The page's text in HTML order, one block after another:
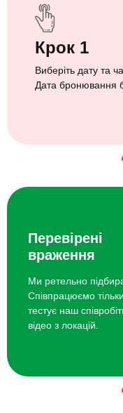
Крок 1
Виберіть дату та
Дата бронювання
Перевірені
враження
Ми ретельно
Співпрацюємо
тестує наш
відео з локацій.